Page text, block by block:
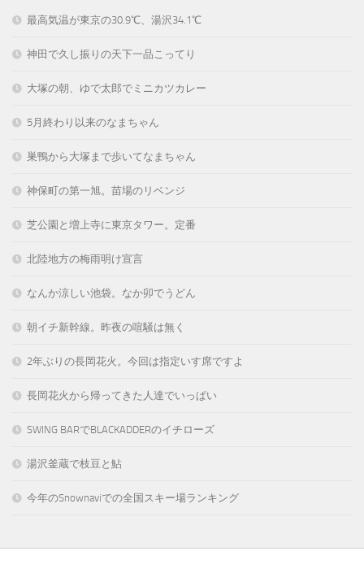
最高気温が東京の30.9℃、湯沢34.1℃
神田で久し振りの天下一品こってり
大塚の朝、ゆで太郎でミニカツカレー
5月終わり以来のなまちゃん
巣鴨から大塚まで歩いてなまちゃん
神保町の第一旭。苗場のリベンジ
芝公園と増上寺に東京タワー。定番
北陸地方の梅雨明け宣言
なんか涼しい池袋。なか卯でうどん
朝イチ新幹線。昨夜の喧騒は無く
2年ぶりの長岡花火。今回は指定いす席ですよ
長岡花火から帰ってきた人達でいっぱい
SWING BARでBLACKADDERのイチローズ
湯沢釜蔵で枝豆と鮎
今年のSnownaviでの全国スキー場ランキング